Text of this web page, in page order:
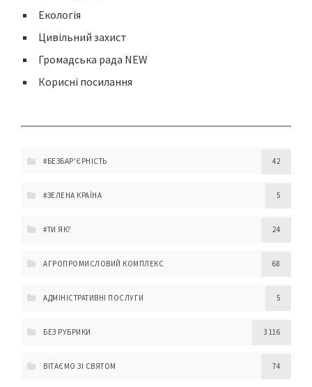
Екологія
Цивільний захист
Громадська рада NEW
Корисні посилання
#БЕЗБАР'ЄРНІСТЬ 42
#ЗЕЛЕНА КРАЇНА 5
#ТИ ЯК? 24
АГРОПРОМИСЛОВИЙ КОМПЛЕКС 68
АДМІНІСТРАТИВНІ ПОСЛУГИ 5
БЕЗ РУБРИКИ 3 116
ВІТАЄМО ЗІ СВЯТОМ 74